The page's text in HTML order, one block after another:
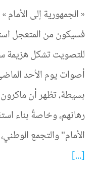
« الجمهورية إلى الأمام
فسيكون من المتعجل
للتصويت تشكل هزيمة
أصوات يوم الأحد
بسيطة، تظهر أن
رهانهم، وخاصةً بناء
الأمام" والتجمع
[...]